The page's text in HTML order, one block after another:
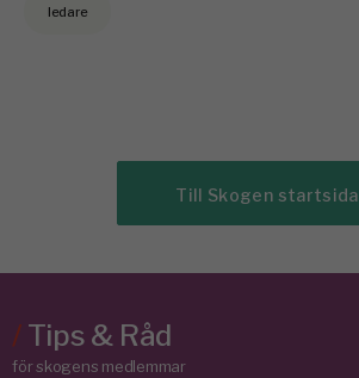
ledare
Till Skogen startsida
/Tips & Råd
för skogens medlemmar